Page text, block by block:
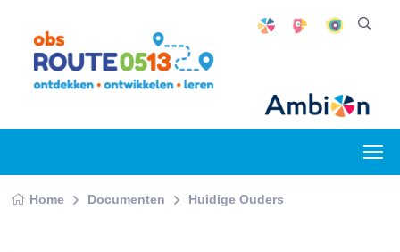
Home Documenten Huidige Ouders